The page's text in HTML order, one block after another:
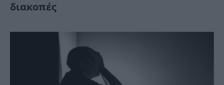
διακοπές